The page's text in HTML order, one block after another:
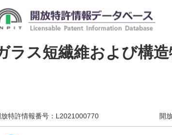
ラス短繊維および構造
放特許情報番号： L2021000770 開